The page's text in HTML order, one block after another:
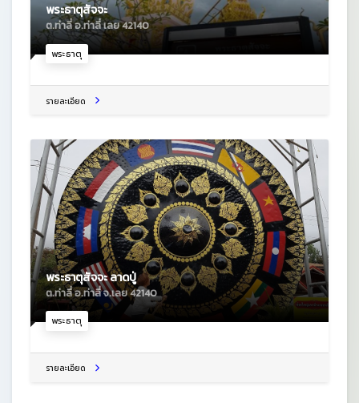
พระธาตุ
พระธาตุสัจจะ
ต.ท่าลี่ อ.ท่าลี่ เลย 42140
รายละเอียด
พระธาตุ
พระธาตุสัจจะ ลาดปู่
ต.ท่าลี่ อ.ท่าลี่ จ.เลย 42140
รายละเอียด